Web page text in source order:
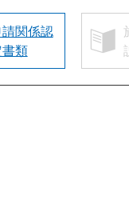
請関係認
書類